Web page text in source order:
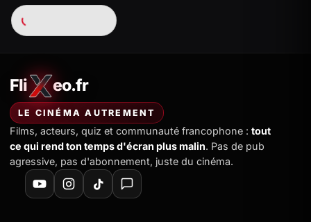
Fli eo.fr
FliXeo.fr
—
Accueil
LE CINÉMA AUTREMENT
Films, acteurs, quiz et communauté francophone : tout
ce qui rend ton temps d'écran plus malin. Pas de pub
agressive, pas d'abonnement, juste du cinéma.